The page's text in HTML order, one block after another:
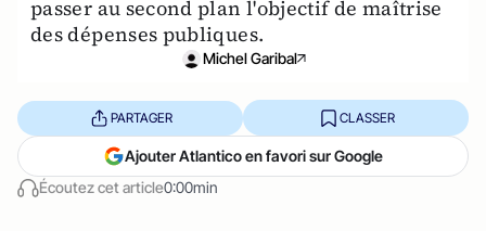
passer au second plan l'objectif de maîtrise
des dépenses publiques.
Michel Garibal
Écoutez cet article0:00min
PARTAGER CLASSER
Ajouter Atlantico en favori sur Google